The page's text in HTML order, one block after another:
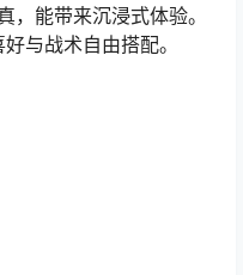
，能带来沉浸式体验。
与战术自由搭配。